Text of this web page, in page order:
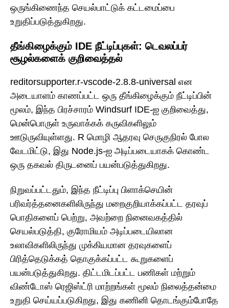
ஒருங்கிணைந்த செயல்பாட்டுக் கட்டமைப்பை
உறுதிப்படுத்துகிறது.
தீங்கிழைக்கும் IDE நீட்டிப்புகள்: டெவலப்பர்
சூழல்களைக் குறிவைத்தல்
reditorsupporter.r-vscode-2.8.8-universal என
அடையாளம் காணப்பட்ட ஒரு தீங்கிழைக்கும் நீட்டிப்பின்
மூலம், இந்த பிரச்சாரம் Windsurf IDE-ஐ குறிவைத்து,
மென்பொருள் உருவாக்கக் கருவிகளிலும்
ஊடுருவியுள்ளது. R மொழி ஆதரவு செருகுநிரல் போல
வேடமிட்டு, இது Node.js-ஐ அடிப்படையாகக் கொண்ட
ஒரு தகவல் திருடனைப் பயன்படுத்துகிறது.
நிறுவப்பட்டதும், இந்த நீட்டிப்பு பிளாக்செயின்
பரிவர்த்தனைகளிலிருந்து மறைகுறியாக்கப்பட்ட தரவுப்
பொதிகளைப் பெற்று, அவற்றை நினைவகத்தில்
செயல்படுத்தி, குரோமியம் அடிப்படையிலான
உலாவிகளிலிருந்து முக்கியமான தரவுகளைப்
பிரித்தெடுக்கத் தொகுக்கப்பட்ட கூறுகளைப்
பயன்படுத்துகிறது. திட்டமிடப்பட்ட பணிகள் மற்றும்
விண்டோஸ் ரெஜிஸ்ட்ரி மாற்றங்கள் மூலம் நிலைத்தன்மை
உறுதி செய்யப்படுகிறது, இது கணினி தொடங்கும்போதே